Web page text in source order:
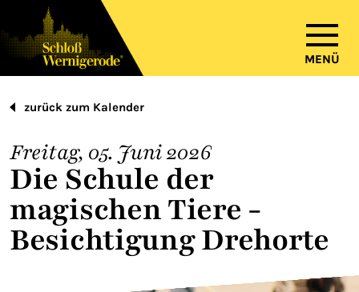
MENÜ
zurück zum Kalender
Freitag, 05. Juni 2026
Die Schule der
magischen Tiere -
Besichtigung Drehorte